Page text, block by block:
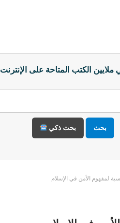
ملايين الكتب المتاحة على الإنترنت
بحث بحث ذكي
لمفهوم الأمن في الإسلام